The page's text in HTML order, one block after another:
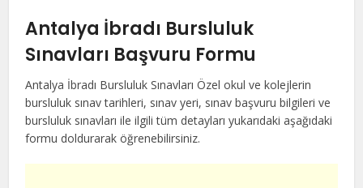
Antalya İbradı Bursluluk
Sınavları Başvuru Formu
Antalya İbradı Bursluluk Sınavları Özel okul ve kolejlerin
bursluluk sınav tarihleri, sınav yeri, sınav başvuru bilgileri ve
bursluluk sınavları ile ilgili tüm detayları yukarıdaki aşağıdaki
formu doldurarak öğrenebilirsiniz.